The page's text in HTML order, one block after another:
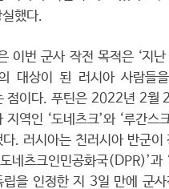
했다.
이번 군사 작전 목적은 ‘지
대상이 된 러시아 사람들
점이다. 푸틴은 2022년 2월
역인 ‘도네츠크’와 ‘루간스
. 러시아는 친러시아 반군이
네츠크인민공화국(DPR)’과
을 인정한 지 3일 만에 군